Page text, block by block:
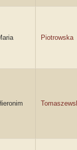
Piotrowska